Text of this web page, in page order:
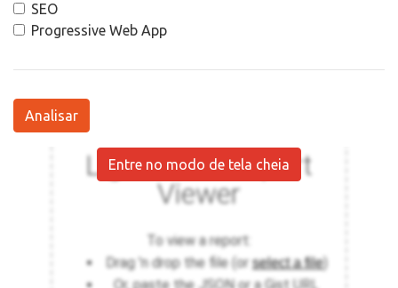
SEO
Progressive Web App
Analisar
Entre no modo de tela cheia